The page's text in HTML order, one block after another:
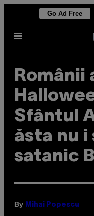
content
Go Ad Free
Open
Românii
Sfântul
ăsta nu i
satanic
By Mihai Popescu